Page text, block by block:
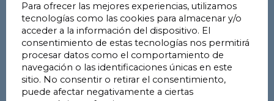
 LAT42.52828675223005
LNG-8.812486849447053
Llévame
Para ofrecer las mejores experiencias, utilizamos
tecnologías como las cookies para almacenar y/o
acceder a la información del dispositivo. El
consentimiento de estas tecnologías nos permitirá
procesar datos como el comportamiento de
navegación o las identificaciones únicas en este
sitio. No consentir o retirar el consentimiento,
puede afectar negativamente a ciertas